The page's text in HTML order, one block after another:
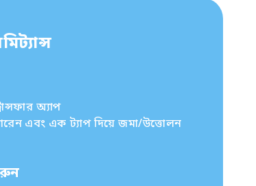
অ্যাপ
এবং এক ট্যাপ দিয়ে জমা/উত্তোলন